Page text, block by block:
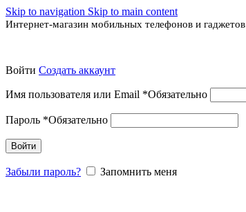
Skip to navigation Skip to main content
Интернет-магазин мобильных телефонов и гаджетов
Войти Создать аккаунт
Имя пользователя или Email *Обязательно
Пароль *Обязательно
Войти
Забыли пароль? Запомнить меня